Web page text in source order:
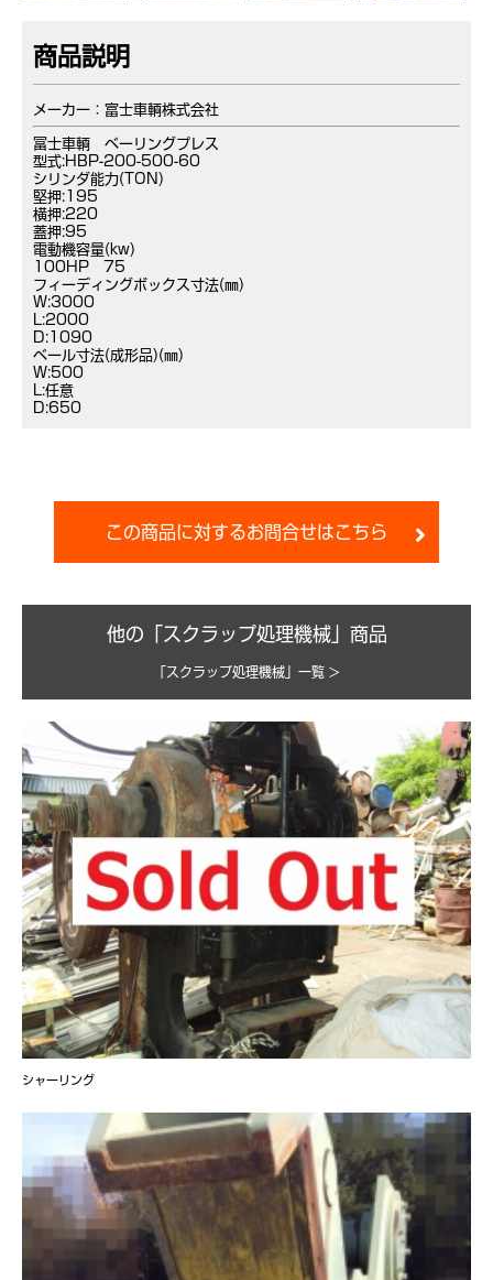
商品説明
メーカー：富士車輌株式会社
冨士車輌 ベーリングプレス
型式:HBP-200-500-60
シリンダ能力(TON)
堅押:195
横押:220
蓋押:95
電動機容量(kw)
100HP 75
フィーディングボックス寸法(㎜)
W:3000
L:2000
D:1090
ベール寸法(成形品)(㎜)
W:500
L:任意
D:650
この商品に対するお問合せはこちら
他の「スクラップ処理機械」商品
「スクラップ処理機械」一覧 >
シャーリング